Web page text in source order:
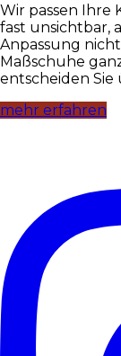
Wir passen Ihre
fast unsichtbar,
Anpassung
Maßschuhe
entscheiden Sie
mehr erfahren